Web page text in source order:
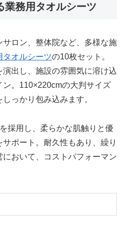
業務用タオルシーツ
ロン、整体院など、多様な施
タオルシーツの10枚セット。
出し、施設の雰囲気に溶け込
。110×220cmの大判サイズ
っかり包み込みます。
採用し、柔らかな肌触りと優
ポート。耐久性もあり、繰り
おいて、コストパフォーマン